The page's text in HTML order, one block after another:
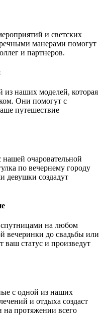
и светских
манерами помогут
и партнеров.
из наших моделей, которая
Они помогут с
путешествие
очаровательной
по вечернему городу
девушки создадут
на любом
вечеринки до свадьбы или
ваш статус и произведут
с одной из наших
и отдыха создаст
на протяжении всего